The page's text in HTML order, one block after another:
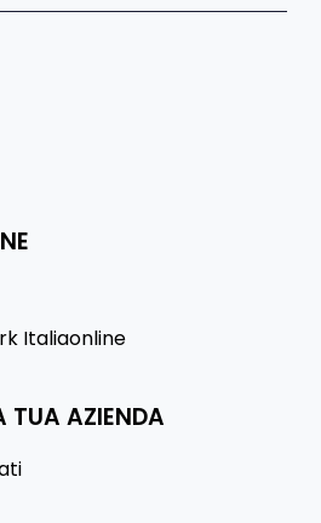
Italiaonline
TUA AZIENDA